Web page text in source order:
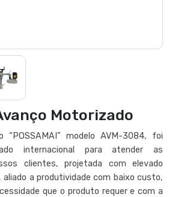
Motorizado
“POSSAMAI” modelo AVM-3084, foi
internacional para atender as
clientes, projetada com elevado
aliado a produtividade com baixo custo,
que o produto requer e com a